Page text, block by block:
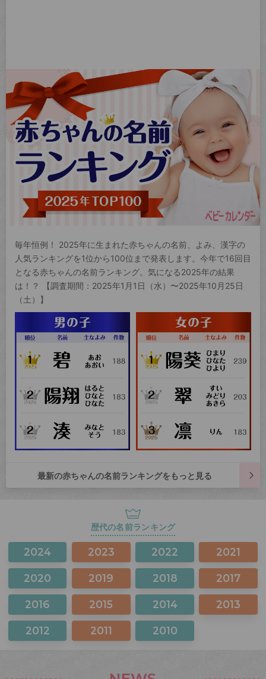
毎年恒例！ 2025年に生まれた赤ちゃんの名前、よみ、漢字の
人気ランキングを1位から100位まで発表します。今年で16回目
となる赤ちゃんの名前ランキング。気になる2025年の結果
は！？ 【調査期間：2025年1月1日（水）〜2025年10月25日
（土）】
最新の赤ちゃんの名前ランキングをもっと見る
歴代の名前ランキング
2024 2023 2022 2021
2020 2019 2018 2017
2016 2015 2014 2013
2012 2011 2010